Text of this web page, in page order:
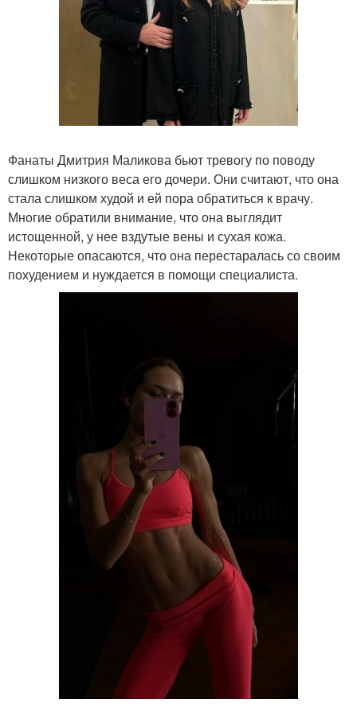
Фанаты Дмитрия Маликова бьют тревогу по поводу
слишком низкого веса его дочери. Они считают, что она
стала слишком худой и ей пора обратиться к врачу.
Многие обратили внимание, что она выглядит
истощенной, у нее вздутые вены и сухая кожа.
Некоторые опасаются, что она перестаралась со своим
похудением и нуждается в помощи специалиста.